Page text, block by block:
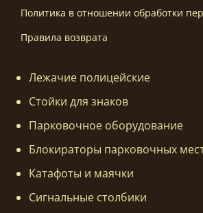
Политика в отношении обработки
Правила возврата
Лежачие полицейские
Стойки для знаков
Парковочное оборудование
Блокираторы парковочных
Катафоты и маячки
Сигнальные столбики